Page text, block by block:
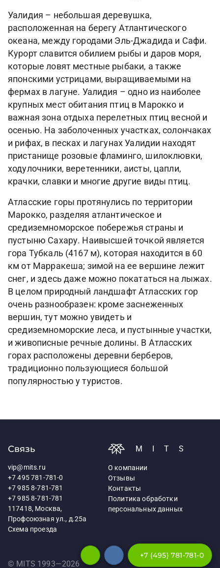
Уалидия – небольшая деревушка,
расположенная на берегу Атлантического
океана, между городами Эль-Джадида и Сафи.
Курорт славится обилием рыбы и даров моря,
которые ловят местные рыбаки, а также
японскими устрицами, выращиваемыми на
фермах в лагуне. Уалидия – одно из наиболее
крупных мест обитания птиц в Марокко и
важная зона отдыха перелетных птиц весной и
осенью. На заболоченных участках, солончаках
и рифах, в песках и лагунах Уалидии находят
пристанище розовые фламинго, шилоклювки,
ходулочники, веретенники, аисты, цапли,
крачки, славки и многие другие виды птиц.
Атласские горы протянулись по территории
Марокко, разделяя атлантическое и
средиземноморское побережья страны и
пустыню Сахару. Наивысшей точкой является
гора Тубкаль (4167 м), которая находится в 60
км от Марракеша; зимой на ее вершине лежит
снег, и здесь даже можно покататься на лыжах.
В целом природный ландшафт Атласских гор
очень разнообразен: кроме заснеженных
вершин, тут можно увидеть и
средиземноморские леса, и пустынные участки,
и живописные речные долины. В Атласских
горах расположены деревни берберов,
традиционно пользующиеся большой
популярностью у туристов.
Связь
vip@mits.ru
+7 495 781-781-0
+7 985 8-781-781
+7 985 8-781-781
117418, Москва,
Профсоюзная ул., д.25а
Схема проезда
MITS
О компании
Отзывы
Контакты
Политика обработки
персональных данных
© MITS 1993—2026
+7 (495) 781-781-0